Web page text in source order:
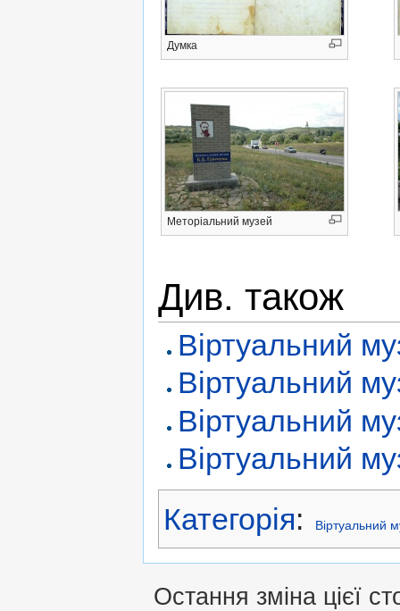
Думка
Меторіальний музей
Див. також
Віртуальний
Віртуальний
Віртуальний
Віртуальний
Категорія: Віртуальний
Остання зміна цієї